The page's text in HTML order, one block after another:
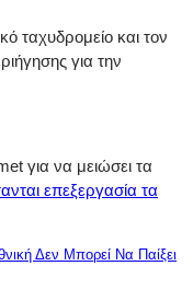
ταχυδρομείο και τον
για την
για να μειώσει τα
επεξεργασία τα
Δεν Μπορεί Να Παίξει